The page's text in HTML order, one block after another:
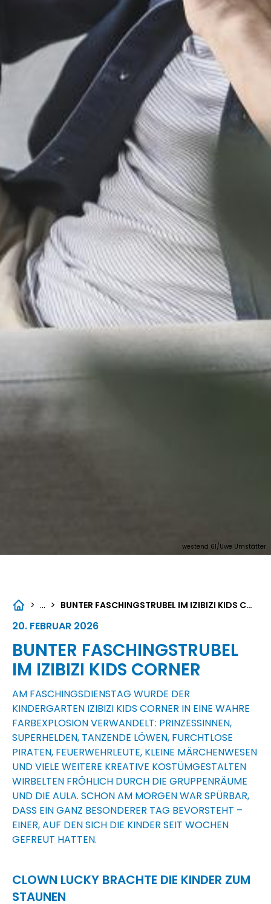
westend 61/Uwe Umstätter
> ... > BUNTER FASCHINGSTRUBEL IM IZIBIZI KIDS CORNER
20. FEBRUAR 2026
BUNTER FASCHINGSTRUBEL
IM IZIBIZI KIDS CORNER
AM FASCHINGSDIENSTAG WURDE DER
KINDERGARTEN IZIBIZI KIDS CORNER IN EINE WAHRE
FARBEXPLOSION VERWANDELT: PRINZESSINNEN,
SUPERHELDEN, TANZENDE LÖWEN, FURCHTLOSE
PIRATEN, FEUERWEHRLEUTE, KLEINE MÄRCHENWESEN
UND VIELE WEITERE KREATIVE KOSTÜMGESTALTEN
WIRBELTEN FRÖHLICH DURCH DIE GRUPPENRÄUME
UND DIE AULA. SCHON AM MORGEN WAR SPÜRBAR,
DASS EIN GANZ BESONDERER TAG BEVORSTEHT –
EINER, AUF DEN SICH DIE KINDER SEIT WOCHEN
GEFREUT HATTEN.
CLOWN LUCKY BRACHTE DIE KINDER ZUM
STAUNEN